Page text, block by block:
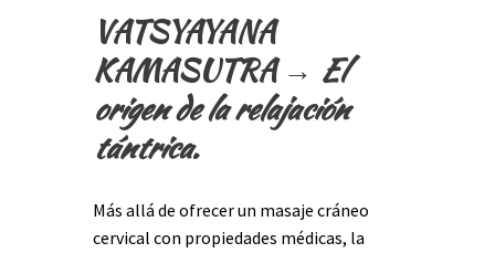
VATSYAYANA
KAMASUTRA → El
origen de la relajación
tántrica.
Más allá de ofrecer un masaje cráneo
cervical con propiedades médicas, la